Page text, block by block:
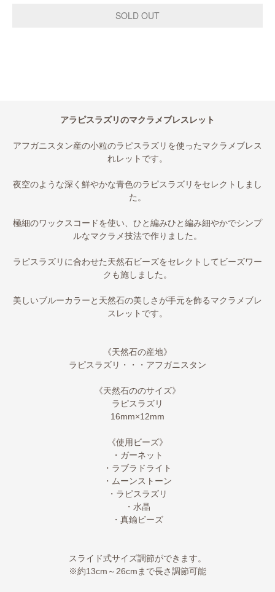
アラピスラズリのマクラメブレスレット
アフガニスタン産の小粒のラピスラズリを使ったマクラメブレス
れレットです。
夜空のような深く鮮やかな青色のラピスラズリをセレクトしまし
た。
極細のワックスコードを使い、ひと編みひと編み細やかでシンプ
ルなマクラメ技法で作りました。
ラピスラズリに合わせた天然石ビーズをセレクトしてビーズワー
クも施しました。
美しいブルーカラーと天然石の美しさが手元を飾るマクラメブレ
スレットです。
《天然石の産地》
ラピスラズリ・・・アフガニスタン
《天然石ののサイズ》
ラピスラズリ
16mm×12mm
《使用ビーズ》
・ガーネット
・ラブラドライト
・ムーンストーン
・ラピスラズリ
・水晶
・真鍮ビーズ
スライド式サイズ調節ができます。
※約13cm～26cmまで長さ調節可能